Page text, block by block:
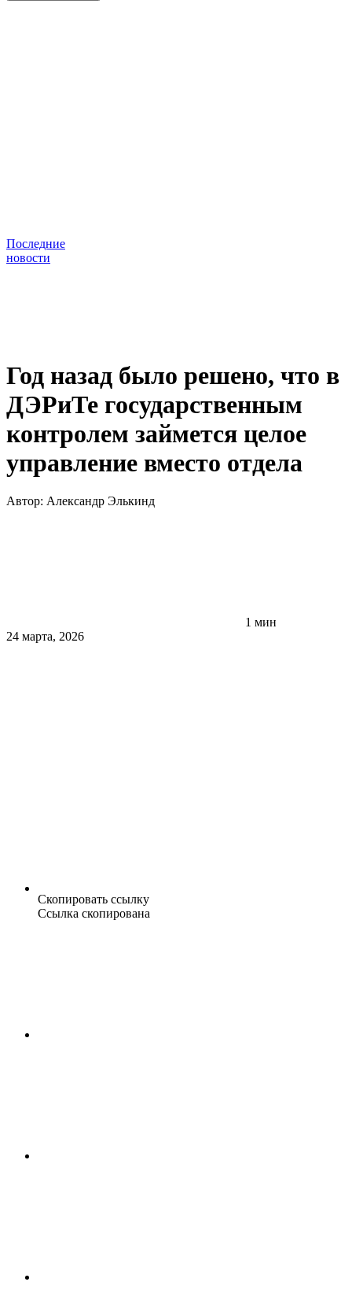
Последние
новости
Год назад было решено, что в
ДЭРиТе государственным
контролем займется целое
управление вместо отдела
Автор: Александр Элькинд
1 мин
24 марта, 2026
Скопировать ссылку
Ссылка скопирована